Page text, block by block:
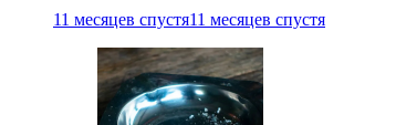
11 месяцев спустя11 месяцев спустя